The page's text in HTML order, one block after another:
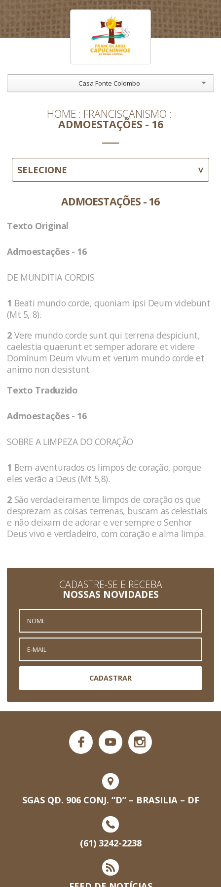
Casa Fonte Colombo
HOME FRANCISCANISMO
ADMOESTAÇÕES - 16
SELECIONE
ADMOESTAÇÕES - 16
Texto Original
Admoestações - 16
DE MUNDITIA CORDIS
1 Beati mundo corde, quoniam ipsi Deum videbunt
(Mt 5, 8).
2 Vere mundo corde sunt qui terrena despiciunt,
caelestia quaerunt et semper adorare et videre
Dominum Deum vivum et verum mundo corde et
animo non desistunt.
Texto Traduzido
Admoestações - 16
SOBRE A LIMPEZA DO CORAÇÃO
1 Bem-aventurados os limpos de coração, porque
eles verão a Deus (Mt 5,8).
2 São verdadeiramente limpos de coração os que
desprezam as coisas terrenas, buscam as celestiais
e não deixam de adorar e ver sempre o Senhor
Deus vivo e verdadeiro, com coração e alma limpa.
CADASTRE-SE E RECEBA
NOSSAS NOVIDADES
CADASTRAR
SGAS QD. 906 CONJ. “D” – BRASILIA – DF
(61) 3242-2238